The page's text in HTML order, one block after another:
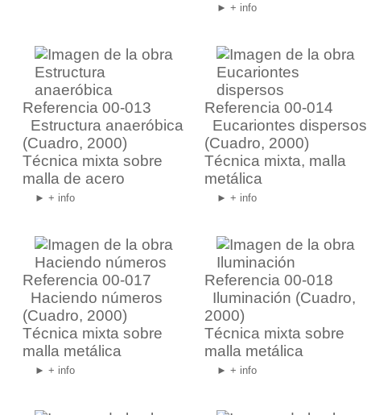
► + info
Referencia 00-013
Estructura anaeróbica
(Cuadro, 2000)
Técnica mixta sobre
malla de acero
► + info
Referencia 00-014
Eucariontes dispersos
(Cuadro, 2000)
Técnica mixta, malla
metálica
► + info
Referencia 00-017
Haciendo números
(Cuadro, 2000)
Técnica mixta sobre
malla metálica
► + info
Referencia 00-018
Iluminación (Cuadro,
2000)
Técnica mixta sobre
malla metálica
► + info